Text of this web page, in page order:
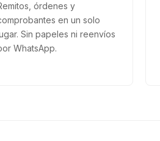
órdenes y
en un solo
Sin papeles ni reenvíos
WhatsApp.